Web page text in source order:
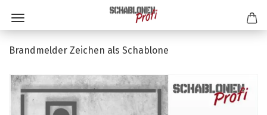
Brandmelder Zeichen als Schablone